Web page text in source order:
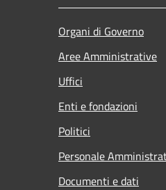
Organi di Governo
Aree Amministrative
Uffici
Enti e fondazioni
Politici
Personale
Documenti e dati